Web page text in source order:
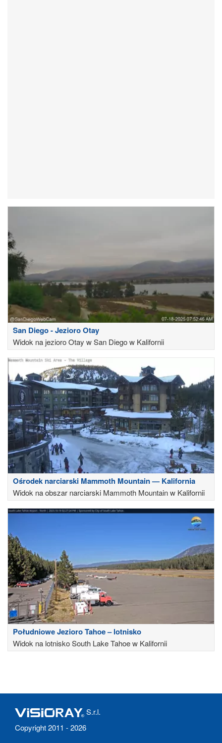
San Diego - Jezioro Otay
Widok na jezioro Otay w San Diego w Kalifornii
Ośrodek narciarski Mammoth Mountain — Kalifornia
Widok na obszar narciarski Mammoth Mountain w Kalifornii
Południowe Jezioro Tahoe – lotnisko
Widok na lotnisko South Lake Tahoe w Kalifornii
S.r.l.
Copyright 2011 - 2026